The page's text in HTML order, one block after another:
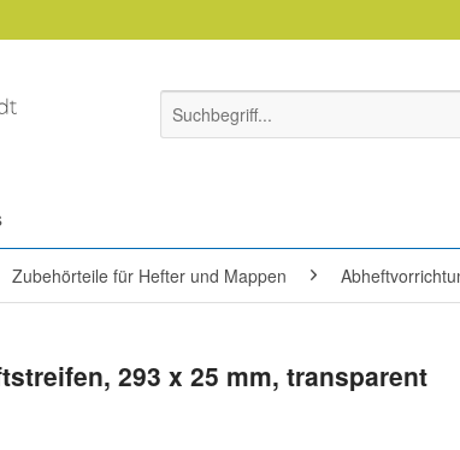
Zubehörteile für Hefter und Mappen
293 x 25 mm, transparent